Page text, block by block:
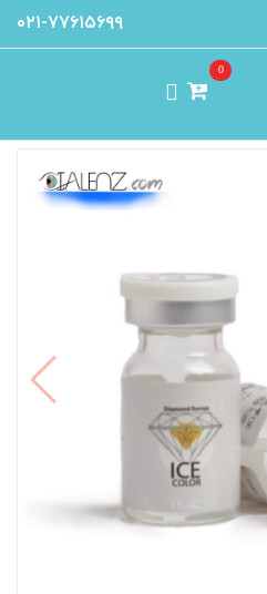
۰۲۱-۷۷۶۱۵۶۹۹
0